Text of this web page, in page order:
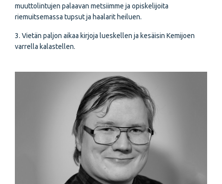
muuttolintujen palaavan metsiimme ja opiskelijoita
riemuitsemassa tupsut ja haalarit heiluen.
3. Vietän paljon aikaa kirjoja lueskellen ja kesäisin Kemijoen
varrella kalastellen.